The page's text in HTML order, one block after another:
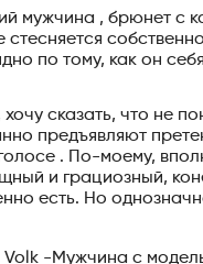
мужчина , брюнет с
по тому, как он
хочу сказать, что не
предъявляют
. По-моему,
и грациозный,
есть. Но